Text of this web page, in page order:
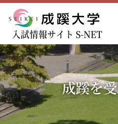
成蹊大学
入試情報サイト S-NET
成蹊を